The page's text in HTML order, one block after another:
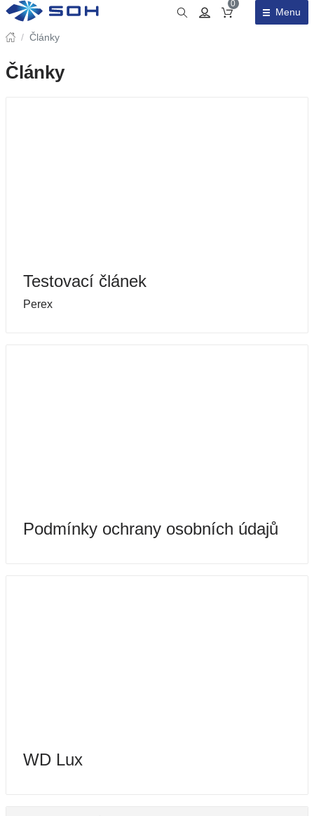
Obsah košíku
0
Menu
/ Články
Články
Testovací článek
Perex
Podmínky ochrany osobních údajů
WD Lux